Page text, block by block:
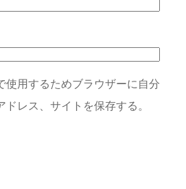
使用するためブラウザーに自分
レス、サイトを保存する。